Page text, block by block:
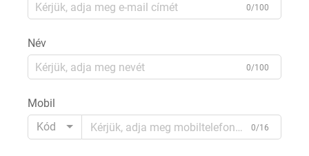
0/100
Név
0/100
Mobil
Kód
0/16